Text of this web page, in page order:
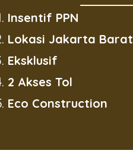
Insentif PPN
Lokasi Jakarta Barat
Eksklusif
2 Akses Tol
Eco Construction